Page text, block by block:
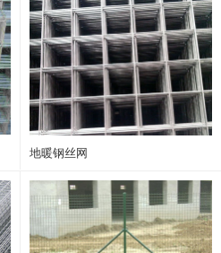
地暖钢丝网